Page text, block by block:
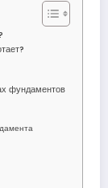
фундаментов